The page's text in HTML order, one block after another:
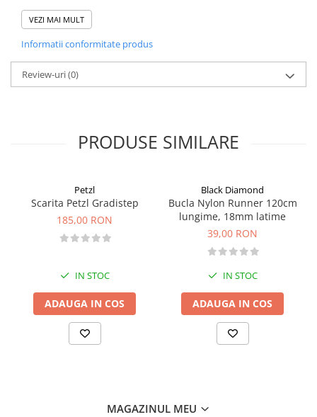
numar de productie unic, pentru trasabilitate buna si
inregistrarea inspectiilor
material placi laterale: aliaj usor
material scripete: otel inoxidabil
rezistenta; 26 kN
diametrul max. al corzii: 12 mm.
VEZI MAI MULT
Informatii conformitate produs
Review-uri(0)
PRODUSE SIMILARE
Petzl
Scarita Petzl Gradistep
185,00 RON
IN STOC
ADAUGA IN COS
Black Diamond
Bucla Nylon Runner 120cm
lungime, 18mm latime
39,00 RON
IN STOC
ADAUGA IN COS
MAGAZINUL MEU